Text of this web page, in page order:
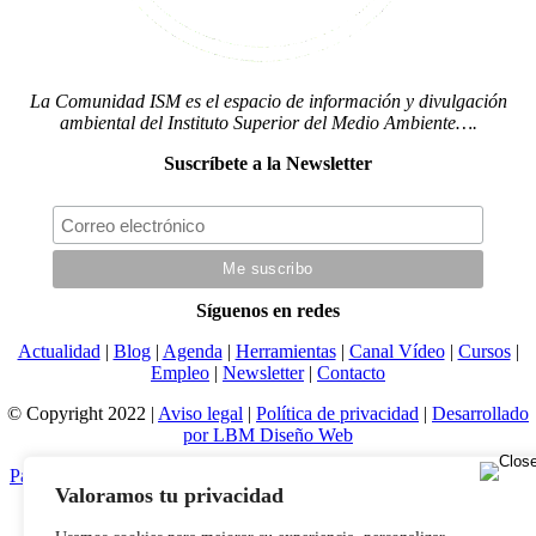
Valoramos tu privacidad
La Comunidad ISM es el espacio de información y divulgación
ambiental del Instituto Superior del Medio Ambiente….
Suscríbete a la Newsletter
Síguenos en redes
Actualidad | Blog| Agenda | Herramientas| Canal Vídeo| Cursos|
Empleo | Newsletter| Contacto
© Copyright 2022 | Aviso legal | Política de privacidad | Desarrollado
por LBM Diseño Web
Page load link